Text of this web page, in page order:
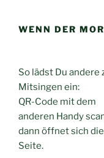
springen
WENN DER
So lädst Du andere
Mitsingen ein:
QR-Code mit dem
anderen Handy
dann öffnet sich
Seite.